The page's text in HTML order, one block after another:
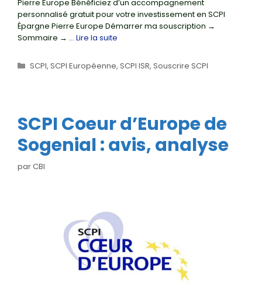
Pierre Europe Bénéficiez d’un accompagnement
personnalisé gratuit pour votre investissement en SCPI
Épargne Pierre Europe Démarrer ma souscription →
Sommaire → … Lire la suite
Catégories
SCPI, SCPI Européenne, SCPI ISR, Souscrire SCPI
SCPI Coeur d’Europe de
Sogenial : avis, analyse
parCBI